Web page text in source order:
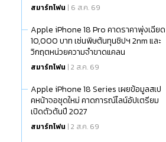
สมาร์ทโฟน | 6 ส.ค. 69
Apple iPhone 18 Pro คาดราคาพุ่งเฉียด
10,000 บาท เซ่นพิษต้นทุนชิปฯ 2nm และ
วิกฤตหน่วยความจำขาดแคลน
สมาร์ทโฟน | 2 ส.ค. 69
Apple iPhone 18 Series เผยข้อมูลสเป
คหน้าจอชุดใหม่ คาดการณ์ไลน์อัปเตรียม
เปิดตัวต้นปี 2027
สมาร์ทโฟน | 2 ส.ค. 69